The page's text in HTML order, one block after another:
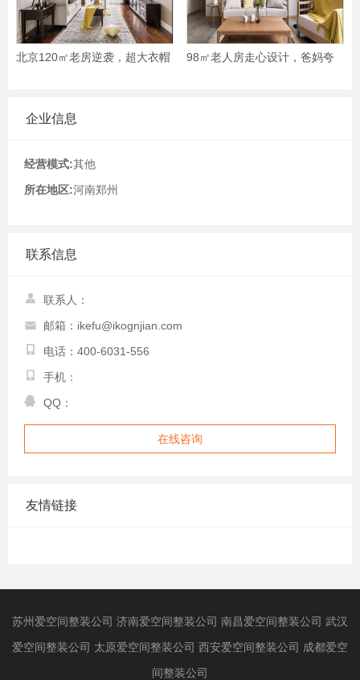
北京120㎡老房逆袭，超大衣帽
98㎡老人房走心设计，爸妈夸
企业信息
经营模式:其他
所在地区:河南郑州
联系信息
联系人：
邮箱：ikefu@ikognjian.com
电话：400-6031-556
手机：
QQ：
在线咨询
友情链接
苏州爱空间整装公司 济南爱空间整装公司 南昌爱空间整装公司 武汉
爱空间整装公司 太原爱空间整装公司 西安爱空间整装公司 成都爱空
间整装公司